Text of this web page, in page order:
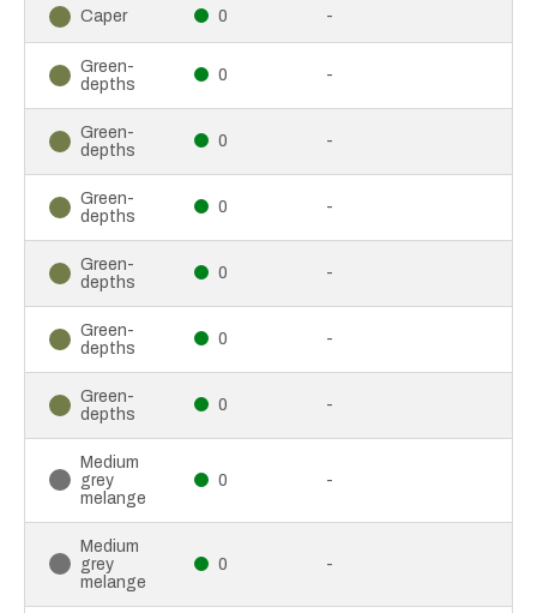
Caper 0 -
Green-
depths
0 -
Green-
depths
0 -
Green-
depths
0 -
Green-
depths
0 -
Green-
depths
0 -
Green-
depths
0 -
Medium
grey
melange
0 -
Medium
grey
melange
0 -